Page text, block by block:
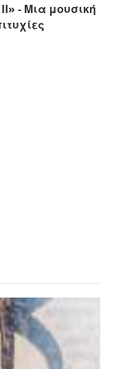
II» - Μια μουσική